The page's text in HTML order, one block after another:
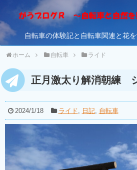
自転車の体験記と自転車関連と花を
ホーム 自転車 ライド
正月激太り解消朝練
2024/1/18 ライド, 日記, 自転車